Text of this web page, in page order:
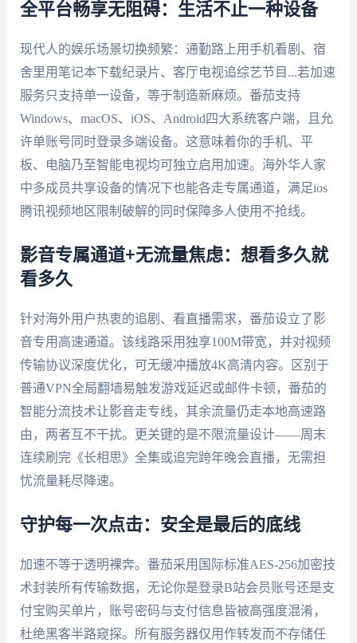
全平台畅享无阻碍：生活不止一种设备
现代人的娱乐场景切换频繁：通勤路上用手机看剧、宿
舍里用笔记本下载纪录片、客厅电视追综艺节目...若加速
服务只支持单一设备，等于制造新麻烦。番茄支持
Windows、macOS、iOS、Android四大系统客户端，且允
许单账号同时登录多端设备。这意味着你的手机、平
板、电脑乃至智能电视均可独立启用加速。海外华人家
中多成员共享设备的情况下也能各走专属通道，满足ios
腾讯视频地区限制破解的同时保障多人使用不抢线。
影音专属通道+无流量焦虑：想看多久就
看多久
针对海外用户热衷的追剧、看直播需求，番茄设立了影
音专用高速通道。该线路采用独享100M带宽，并对视频
传输协议深度优化，可无缓冲播放4K高清内容。区别于
普通VPN全局翻墙易触发游戏延迟或邮件卡顿，番茄的
智能分流技术让影音走专线，其余流量仍走本地高速路
由，两者互不干扰。更关键的是不限流量设计——周末
连续刷完《长相思》全集或追完跨年晚会直播，无需担
忧流量耗尽降速。
守护每一次点击：安全是最后的底线
加速不等于透明裸奔。番茄采用国际标准AES-256加密技
术封装所有传输数据，无论你是登录B站会员账号还是支
付宝购买单片，账号密码与支付信息皆被高强度混淆，
杜绝黑客半路窥探。所有服务器仅用作转发而不存储任